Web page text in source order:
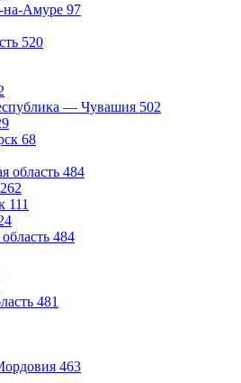
на-Амуре 97
520
— Чувашия 502
68
область 484
262
111
484
481
463